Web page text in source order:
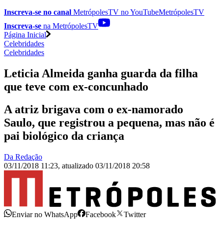
Inscreva-se no canal MetrópolesTV noYouTubeMetrópolesTV
Inscreva-se na MetrópolesTV
Página Inicial
Celebridades
Celebridades
Leticia Almeida ganha guarda da filha
que teve com ex-concunhado
A atriz brigava com o ex-namorado
Saulo, que registrou a pequena, mas não é
pai biológico da criança
Da Redação
03/11/2018 11:23, atualizado 03/11/2018 20:58
Enviar no WhatsApp Facebook
Twitter